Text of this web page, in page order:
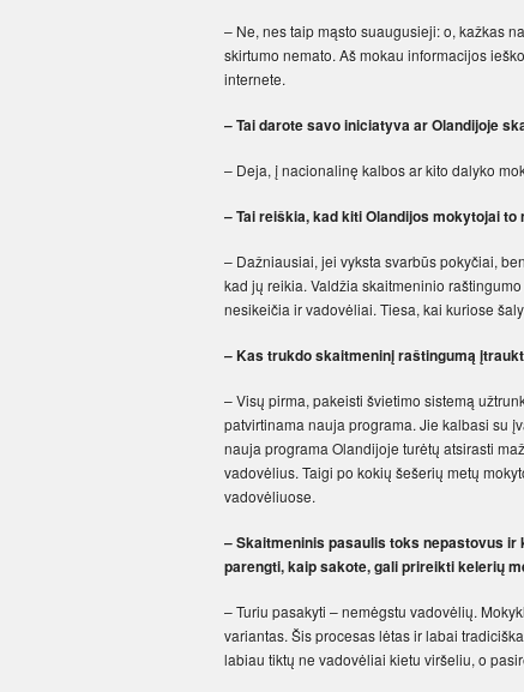
– Ne, nes taip mąsto suaugusieji: o, kažkas
skirtumo nemato. Aš mokau informacijos
internete.
– Tai darote savo iniciatyva ar Olandijoje
– Deja, į nacionalinę kalbos ar kito dalyko
– Tai reiškia, kad kiti Olandijos mokytojai to
– Dažniausiai, jei vyksta svarbūs pokyčiai,
kad jų reikia. Valdžia skaitmeninio
nesikeičia ir vadovėliai. Tiesa, kai kuriose
– Kas trukdo skaitmeninį raštingumą
– Visų pirma, pakeisti švietimo sistemą
patvirtinama nauja programa. Jie kalbasi su
nauja programa Olandijoje turėtų atsirasti
vadovėlius. Taigi po kokių šešerių metų
vadovėliuose.
– Skaitmeninis pasaulis toks nepastovus
parengti, kaip sakote, gali prireikti kelerių
– Turiu pasakyti – nemėgstu vadovėlių.
variantas. Šis procesas lėtas ir labai
labiau tiktų ne vadovėliai kietu viršeliu, o